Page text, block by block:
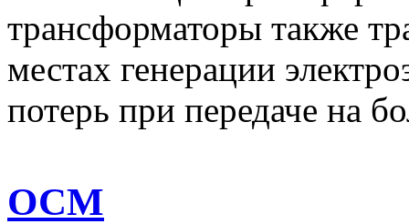
трансформаторы также
местах генерации
потерь при передаче на
ОСМ